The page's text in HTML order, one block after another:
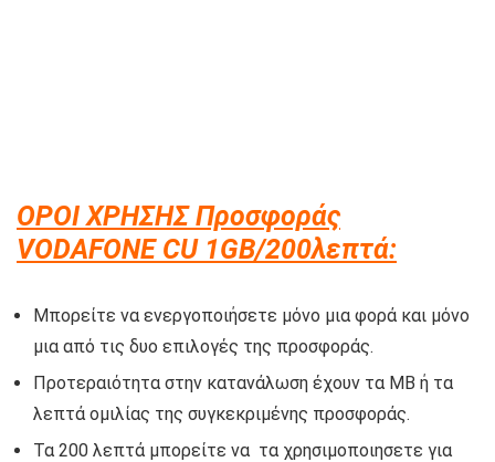
ΟΡΟΙ ΧΡΗΣΗΣ Προσφοράς
VODAFONE CU 1GB/200λεπτά:
Μπορείτε να ενεργοποιήσετε μόνο μια φορά και μόνο
μια από τις δυο επιλογές της προσφοράς.
Προτεραιότητα στην κατανάλωση έχουν τα MB ή τα
λεπτά ομιλίας της συγκεκριμένης προσφοράς.
Τα 200 λεπτά μπορείτε να τα χρησιμοποιησετε για